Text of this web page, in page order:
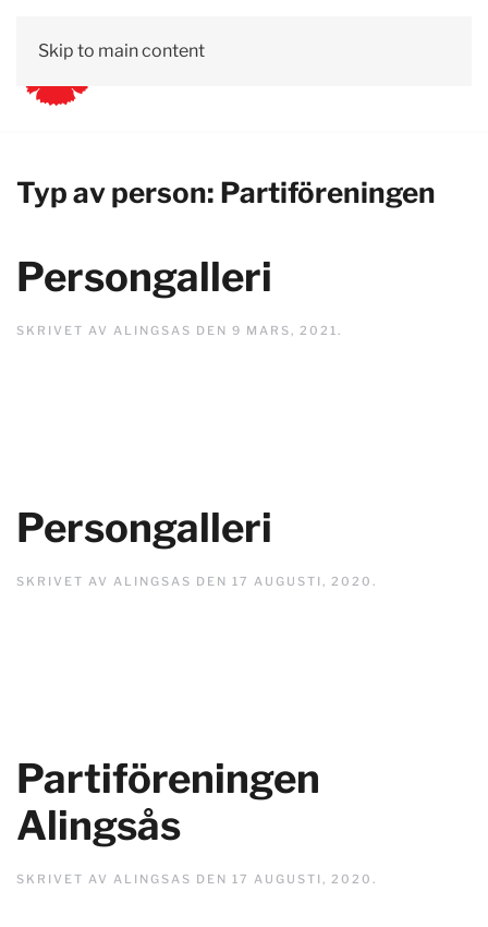
Skip to main content
Typ av person: Partiföreningen
Persongalleri
SKRIVET AV ALINGSAS DEN 9 MARS, 2021.
Persongalleri
SKRIVET AV ALINGSAS DEN 17 AUGUSTI, 2020 .
Partiföreningen
Alingsås
SKRIVET AV ALINGSAS DEN 17 AUGUSTI, 2020 .